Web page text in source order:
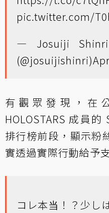
pic.twitter.com/
— Josuiji
(@josuijishinri)
有觀眾發現，在
HOLOSTARS 成員
排行榜前段，顯示粉
實透過實際行動給予
コレ本当！？少し